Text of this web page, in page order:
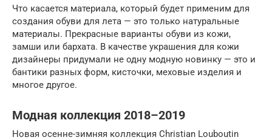
Что касается материала, который будет применим для
создания обуви для лета — это только натуральные
материалы. Прекрасные варианты обуви из кожи,
замши или бархата. В качестве украшения для кожи
дизайнеры придумали не одну модную новинку — это и
бантики разных форм, кисточки, меховые изделия и
многое другое.
Модная коллекция 2018–2019
Новая осенне-зимняя коллекция Christian Louboutin